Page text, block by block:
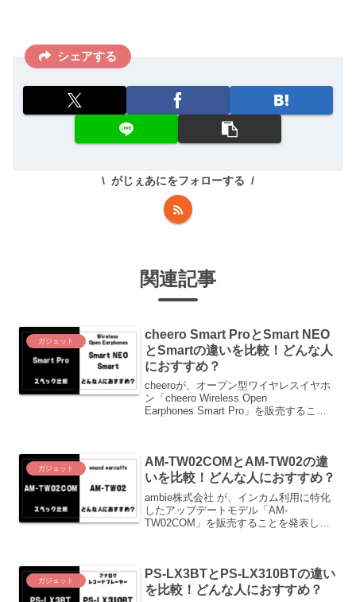
シェアする
がじぇあにをフォローする
関連記事
ガジェット
cheero Smart ProとSmart NEO
とSmartの違いを比較！どんな人
におすすめ？
cheeroが、オープン型ワイヤレスイヤホ
ン「cheero Wireless Open
Earphones Smart Pro」を販売すること
26日発売なので、約1年ごとに進化して
きたシリーズになります。この記事で
は、「Smart Pro」と先代の「Smart
NEO」「Smart」の違いをご紹介しま
す。
ガジェット
AM-TW02COMとAM-TW02の違
いを比較！どんな人におすすめ？
ambie株式会社 が、インカム利用に特化
したアップデートモデル「AM-
TW02COM」を販売することを発表し、
事では、「AM-TW02COM」と「AM-
TW02」の違いをご紹介します。
ガジェット
PS-LX3BTとPS-LX310BTの違い
を比較！どんな人におすすめ？